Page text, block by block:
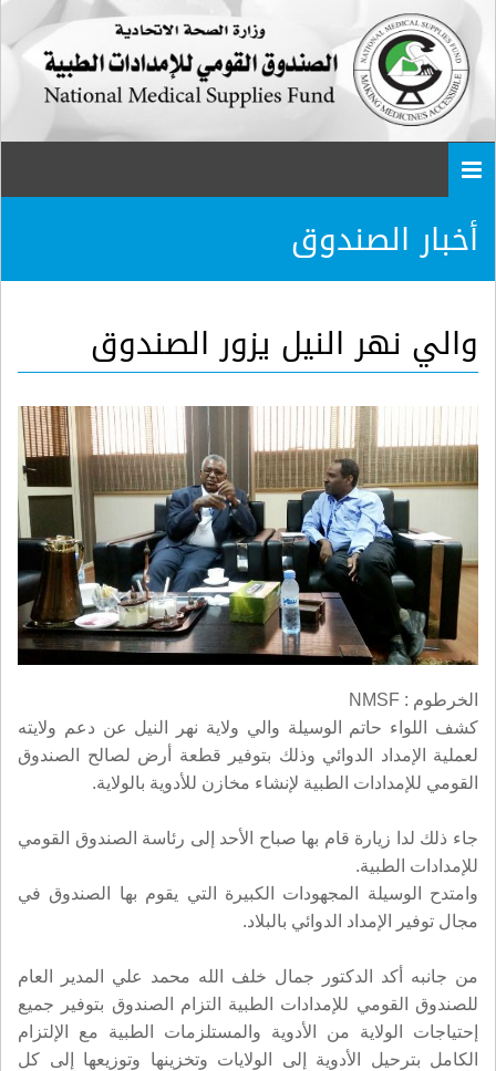
أخبار الصندوق
والي نهر النيل يزور الصندوق
الخرطوم :
كشف اللواء حاتم الوسيلة والي ولاية نهر النيل عن دعم ولايته
لعملية الإمداد الدوائي وذلك بتوفير قطعة أرض لصالح الصندوق
القومي للإمدادات الطبية لإنشاء مخازن للأدوية بالولاية.
جاء ذلك لدا زيارة قام بها صباح الأحد إلى رئاسة الصندوق القومي
للإمدادات الطبية.
وامتدح الوسيلة المجهودات الكبيرة التي يقوم بها الصندوق في
مجال توفير الإمداد الدوائي بالبلاد.
من جانبه أكد الدكتور جمال خلف الله محمد علي المدير العام
للصندوق القومي للإمدادات الطبية التزام الصندوق بتوفير جميع
إحتياجات الولاية من الأدوية والمستلزمات الطبية مع الإلتزام
الكامل بترحيل الأدوية إلى الولايات وتخزينها وتوزيعها إلى كل